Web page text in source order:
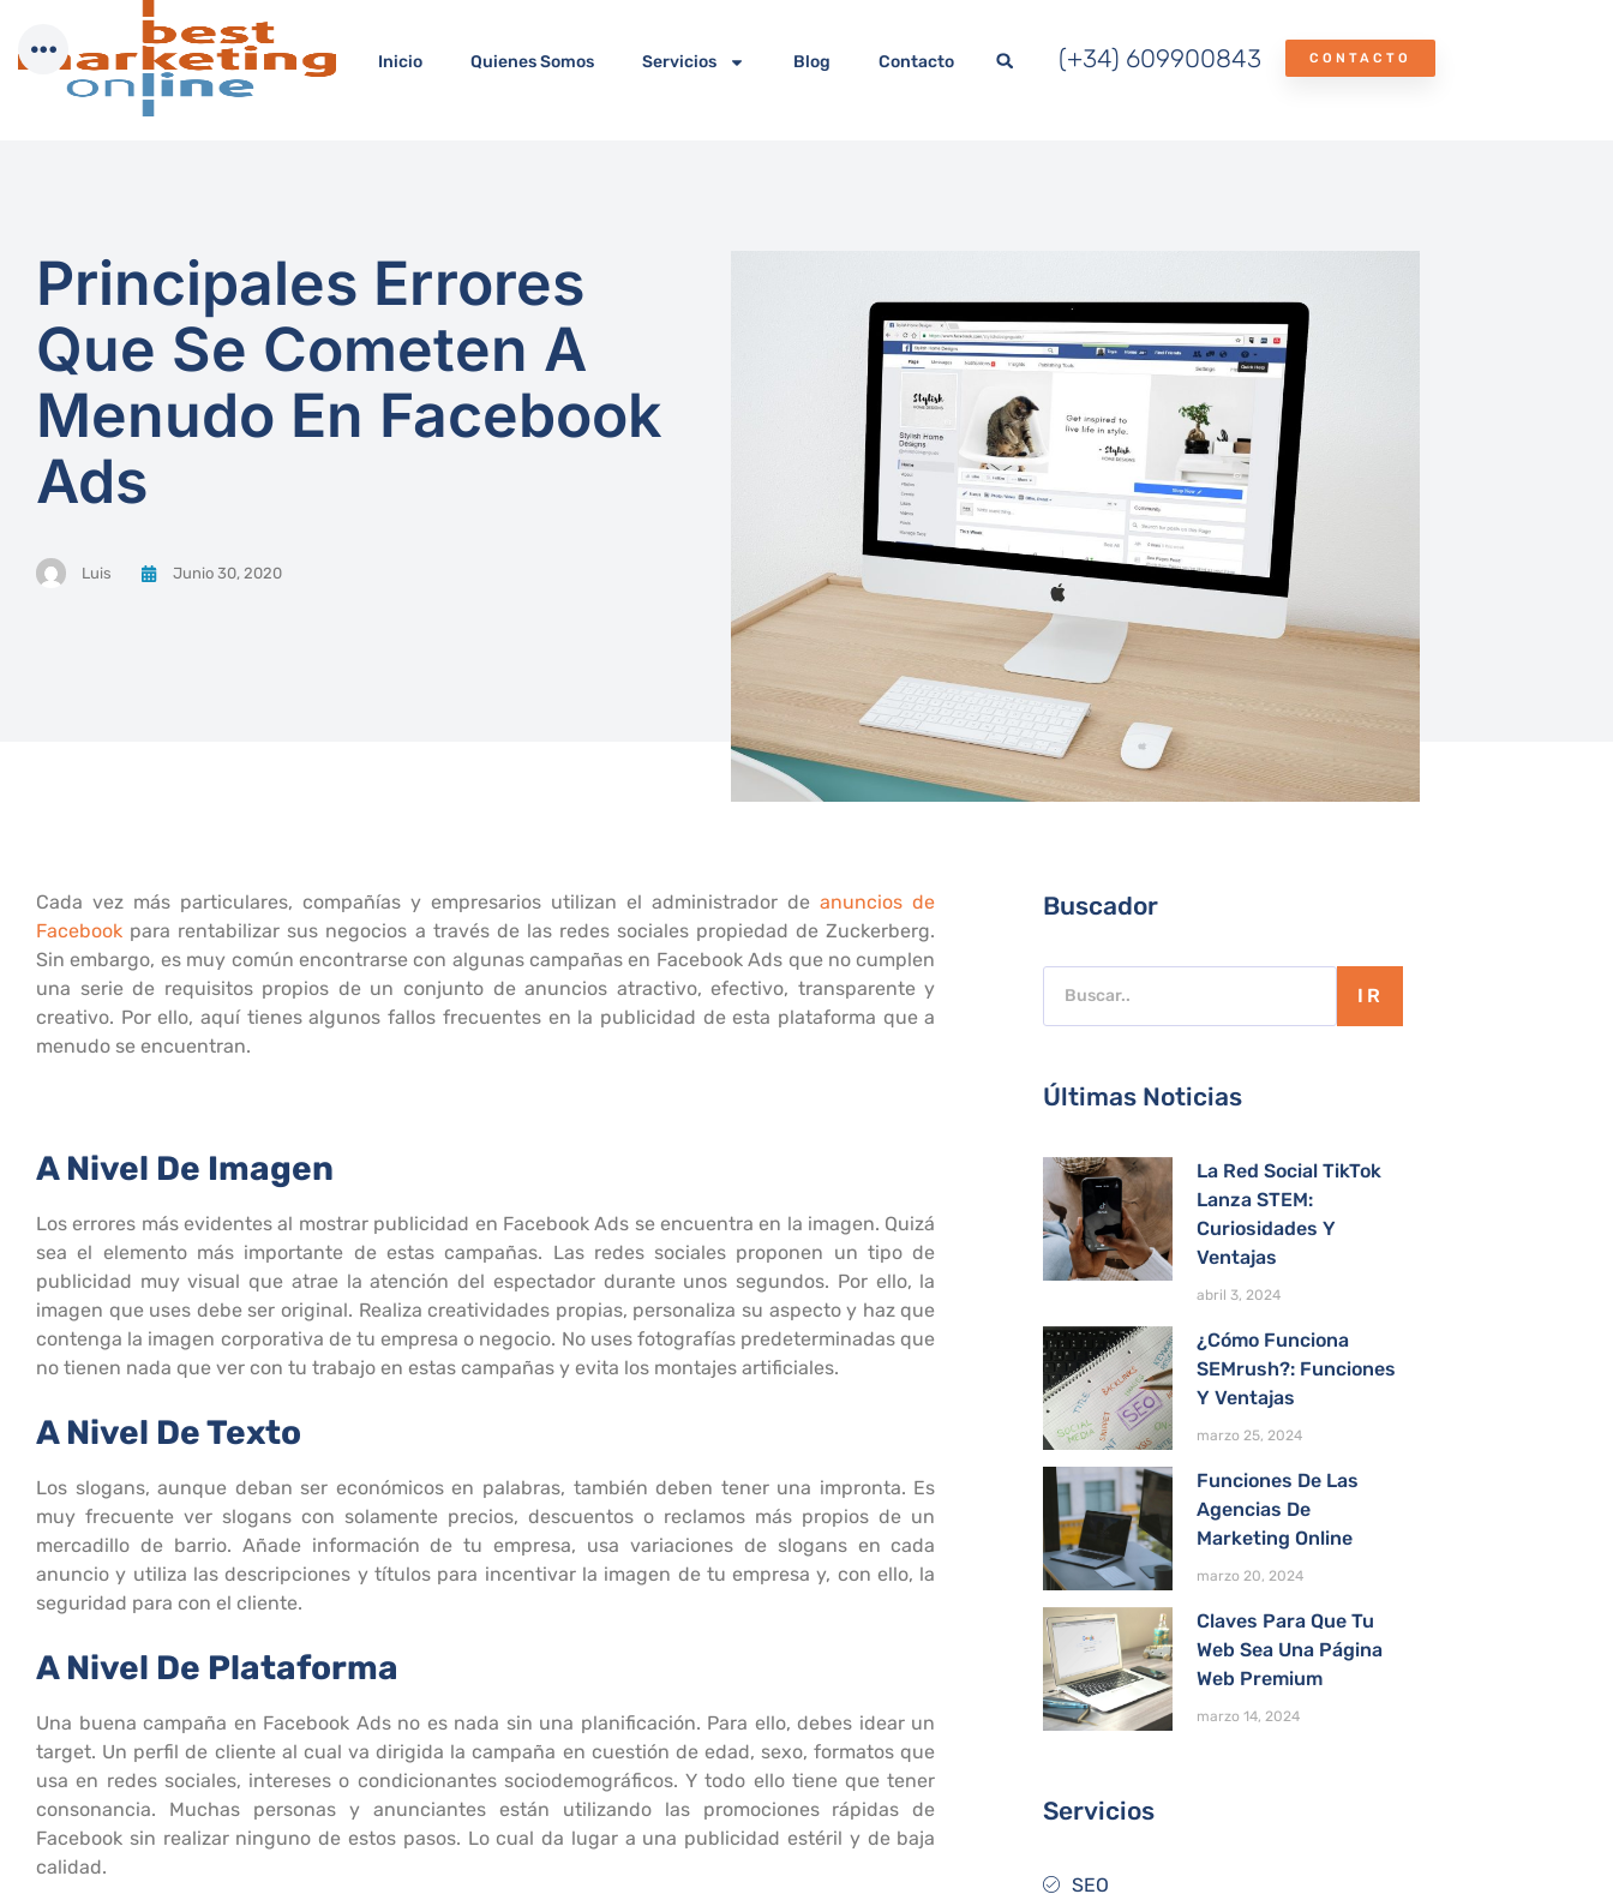
Inicio Quienes Somos Servicios Blog Contacto (+34) 609900843 CONTACTO
Principales Errores
Que Se Cometen A
Menudo En Facebook
Ads
Luis Junio 30, 2020
Cada vez más particulares, compañías y empresarios utilizan el administrador deanuncios de
Facebook para rentabilizar sus negocios a través de las redes sociales propiedad de Zuckerberg.
Sin embargo, es muy común encontrarse con algunas campañas en Facebook Ads que no cumplen
una serie de requisitos propios de un conjunto de anuncios atractivo, efectivo, transparente y
creativo. Por ello, aquí tienes algunos fallos frecuentes en la publicidad de esta plataforma que a
menudo se encuentran.
A Nivel De Imagen
Los errores más evidentes al mostrar publicidad en Facebook Ads se encuentra en la imagen. Quizá
sea el elemento más importante de estas campañas. Las redes sociales proponen un tipo de
publicidad muy visual que atrae la atención del espectador durante unos segundos. Por ello, la
imagen que uses debe ser original. Realiza creatividades propias, personaliza su aspecto y haz que
contenga la imagen corporativa de tu empresa o negocio. No uses fotografías predeterminadas que
no tienen nada que ver con tu trabajo en estas campañas y evita los montajes artificiales.
A Nivel De Texto
Los slogans, aunque deban ser económicos en palabras, también deben tener una impronta. Es
muy frecuente ver slogans con solamente precios, descuentos o reclamos más propios de un
mercadillo de barrio. Añade información de tu empresa, usa variaciones de slogans en cada
anuncio y utiliza las descripciones y títulos para incentivar la imagen de tu empresa y, con ello, la
seguridad para con el cliente.
A Nivel De Plataforma
Una buena campaña en Facebook Ads no es nada sin una planificación. Para ello, debes idear un
target. Un perfil de cliente al cual va dirigida la campaña en cuestión de edad, sexo, formatos que
usa en redes sociales, intereses o condicionantes sociodemográficos. Y todo ello tiene que tener
consonancia. Muchas personas y anunciantes están utilizando las promociones rápidas de
Facebook sin realizar ninguno de estos pasos. Lo cual da lugar a una publicidad estéril y de baja
calidad.
Buscador
IR
Últimas Noticias
La Red Social TikTok
Lanza STEM:
Curiosidades Y
Ventajas
abril 3, 2024
¿Cómo Funciona
SEMrush?: Funciones
Y Ventajas
marzo 25, 2024
Funciones De Las
Agencias De
Marketing Online
marzo 20, 2024
Claves Para Que Tu
Web Sea Una Página
Web Premium
marzo 14, 2024
Servicios
SEO